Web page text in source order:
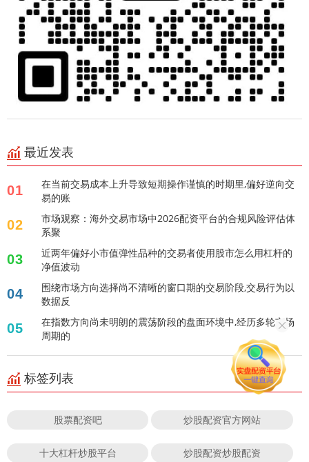
最近发表
01
在当前交易成本上升导致短期操作谨慎的时期里,偏好逆向交
易的账
02
市场观察：海外交易市场中2026配资平台的合规风险评估体
系聚
03
近两年偏好小市值弹性品种的交易者使用股市怎么用杠杆的
净值波动
04
围绕市场方向选择尚不清晰的窗口期的交易阶段,交易行为以
数据反
05
在指数方向尚未明朗的震荡阶段的盘面环境中,经历多轮市场
周期的
标签列表
股票配资吧 炒股配资官方网站
十大杠杆炒股平台 炒股配资炒股配资